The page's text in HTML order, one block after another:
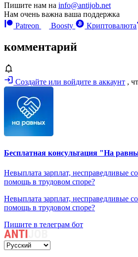
Пишите нам на info@antijob.net
Нам очень важна ваша поддержка
Patreon
Boosty Криптовалюта
комментарий
Создайте или войдите в аккаунт ,
Бесплатная консультация "На
Невыплата зарплат, несправедливые
помощь в трудовом споре?
Невыплата зарплат, несправедливые
помощь в трудовом споре?
Пишите в телеграм бот